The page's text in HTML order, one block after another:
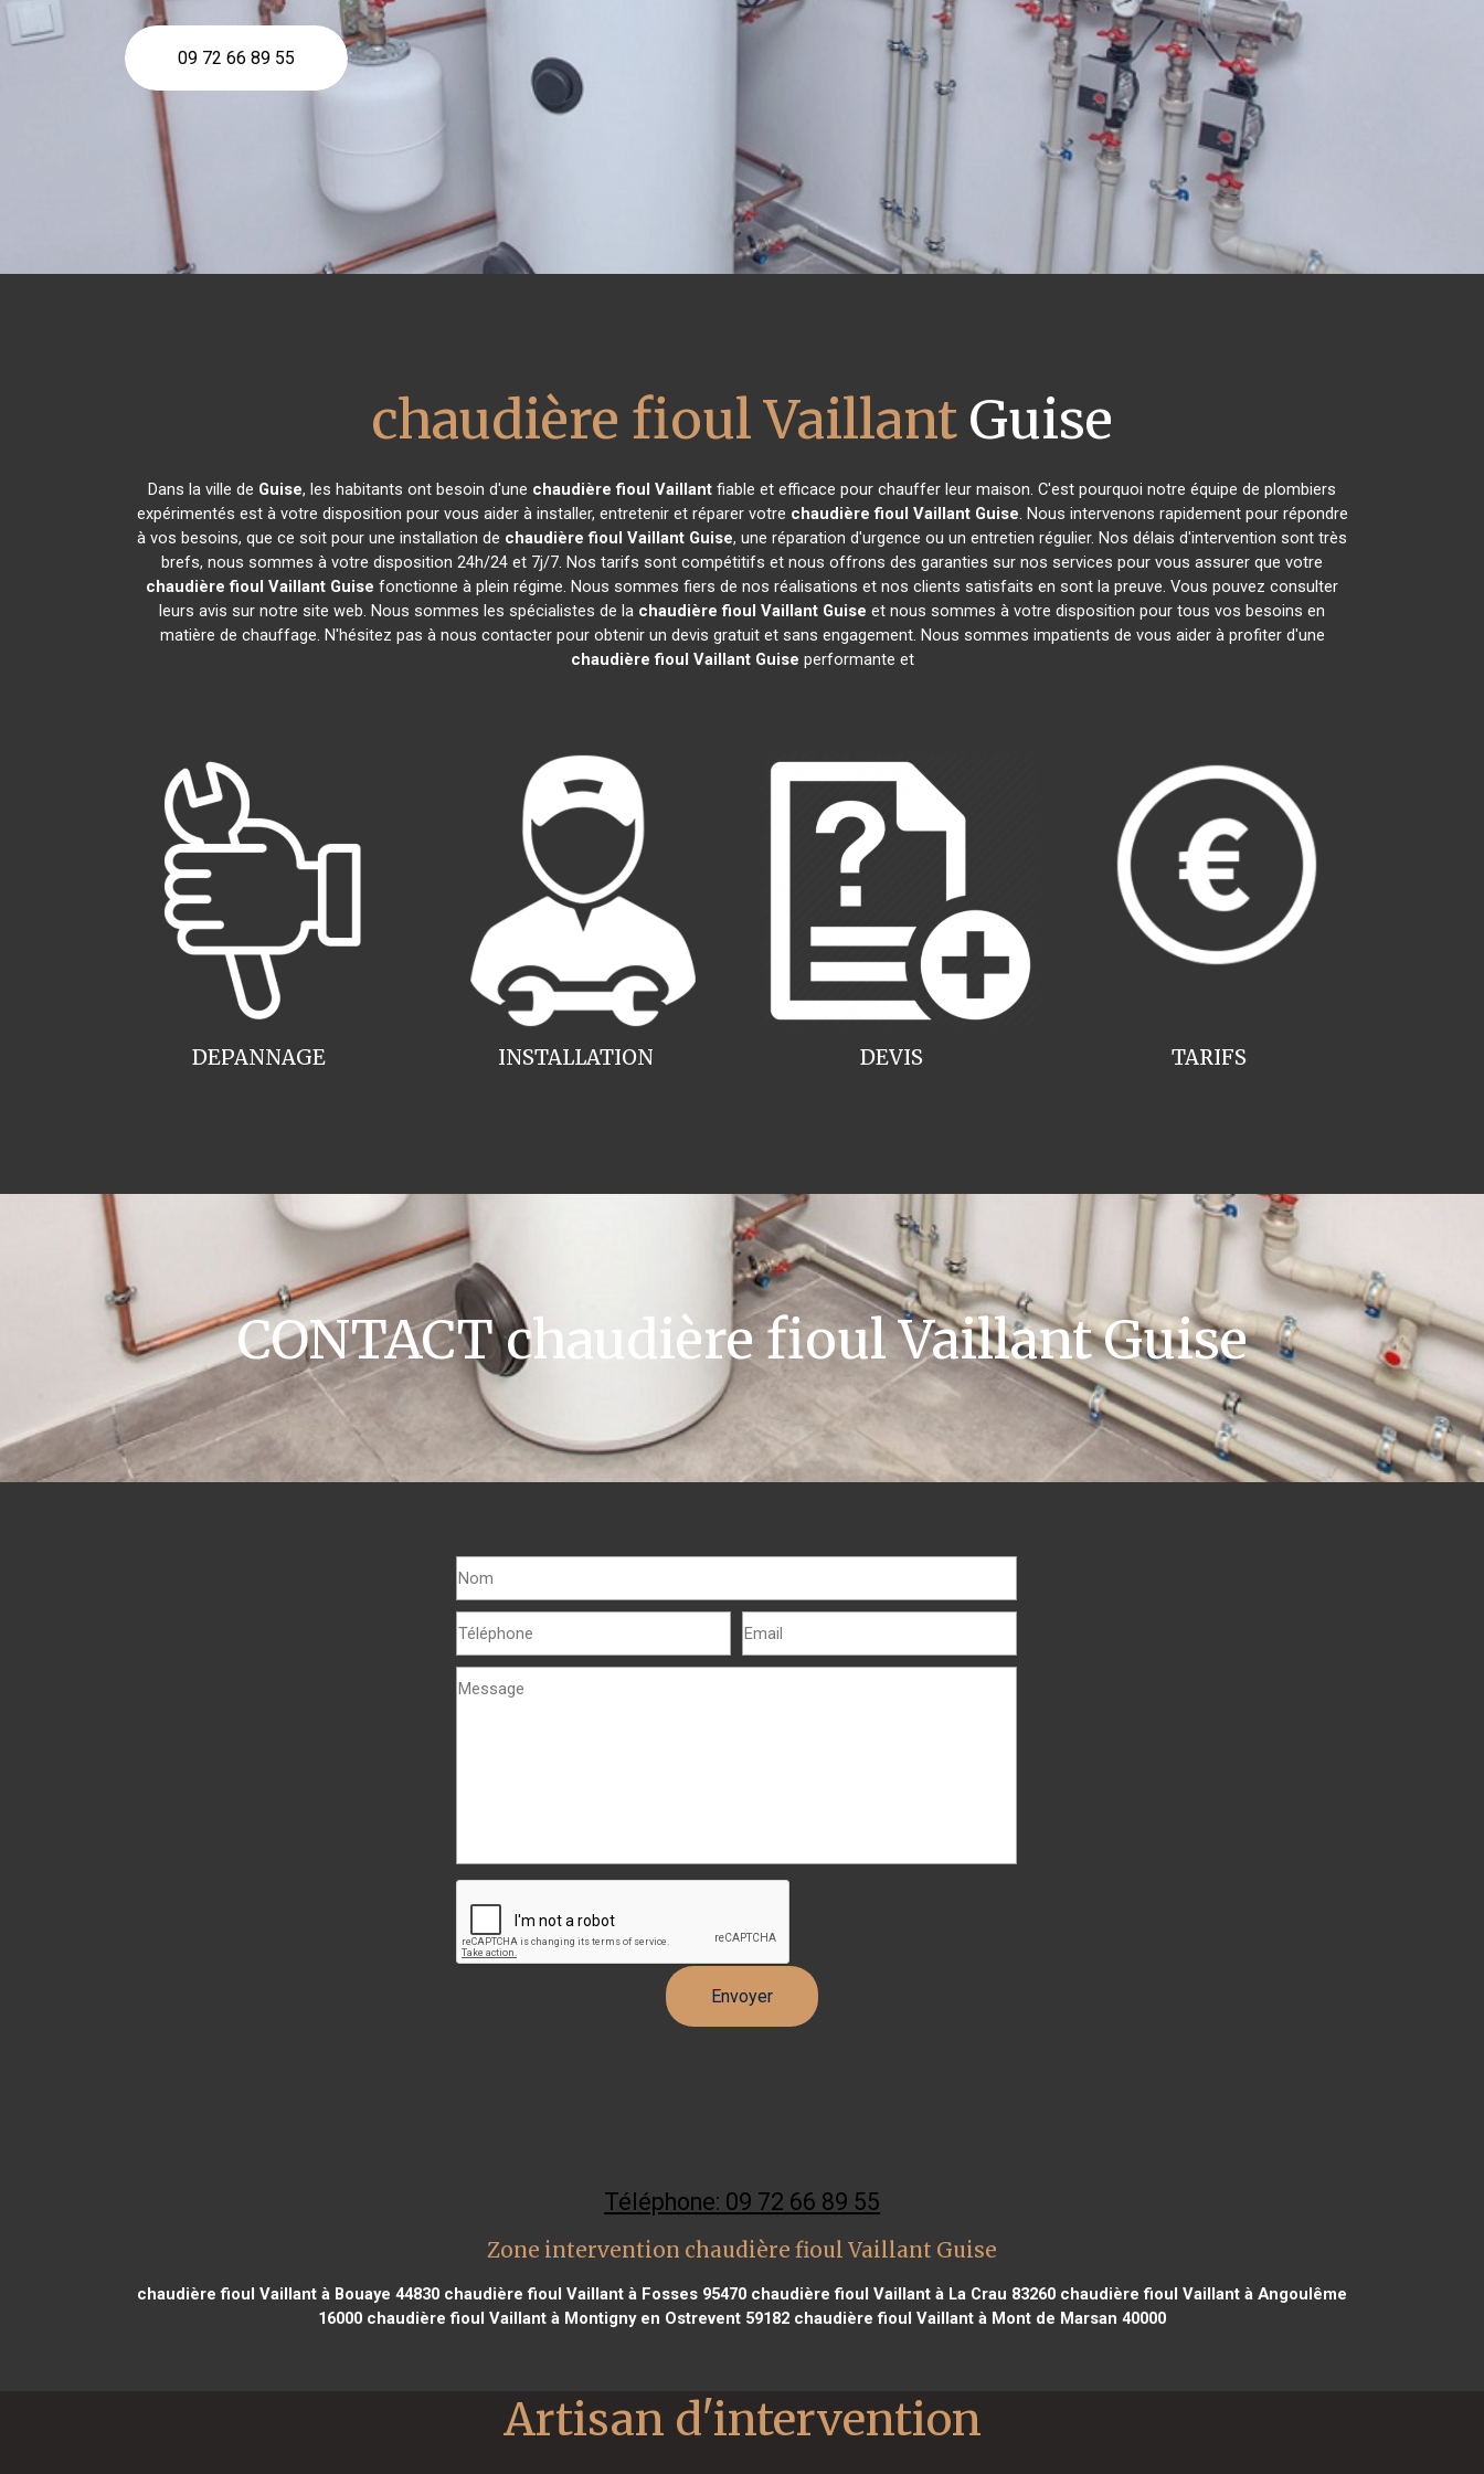
09 72 66 89 55
chaudière fioul Vaillant Guise
Dans la ville de Guise, les habitants ont besoin d'une chaudière fioul Vaillant fiable et efficace pour chauffer leur maison. C'est pourquoi notre équipe de plombiers
expérimentés est à votre disposition pour vous aider à installer, entretenir et réparer votre chaudière fioul Vaillant Guise. Nous intervenons rapidement pour répondre
à vos besoins, que ce soit pour une installation de chaudière fioul Vaillant Guise, une réparation d'urgence ou un entretien régulier. Nos délais d'intervention sont très
brefs, nous sommes à votre disposition 24h/24 et 7j/7. Nos tarifs sont compétitifs et nous offrons des garanties sur nos services pour vous assurer que votre
chaudière fioul Vaillant Guise fonctionne à plein régime. Nous sommes fiers de nos réalisations et nos clients satisfaits en sont la preuve. Vous pouvez consulter
leurs avis sur notre site web. Nous sommes les spécialistes de la chaudière fioul Vaillant Guise et nous sommes à votre disposition pour tous vos besoins en
matière de chauffage. N'hésitez pas à nous contacter pour obtenir un devis gratuit et sans engagement. Nous sommes impatients de vous aider à profiter d'une
chaudière fioul Vaillant Guise performante et
INSTALLATION
DEPANNAGE TARIFS
DEVIS
CONTACT chaudière fioul Vaillant Guise
Téléphone: 09 72 66 89 55
Zone intervention chaudière fioul Vaillant Guise
chaudière fioul Vaillant à Bouaye 44830 chaudière fioul Vaillant à Fosses 95470 chaudière fioul Vaillant à La Crau 83260 chaudière fioul Vaillant à Angoulême
16000 chaudière fioul Vaillant à Montigny en Ostrevent 59182 chaudière fioul Vaillant à Mont de Marsan 40000
Artisan d'intervention